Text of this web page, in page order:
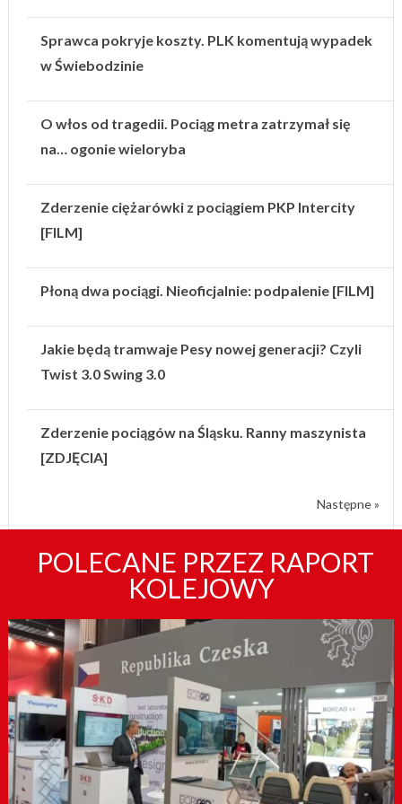
Sprawca pokryje koszty. PLK komentują wypadek
w Świebodzinie
O włos od tragedii. Pociąg metra zatrzymał się
na… ogonie wieloryba
Zderzenie ciężarówki z pociągiem PKP Intercity
[FILM]
Płoną dwa pociągi. Nieoficjalnie: podpalenie [FILM]
Jakie będą tramwaje Pesy nowej generacji? Czyli
Twist 3.0 Swing 3.0
Zderzenie pociągów na Śląsku. Ranny maszynista
[ZDJĘCIA]
Następne »
POLECANE PRZEZ RAPORT
KOLEJOWY